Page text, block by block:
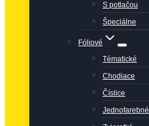
S potlačou
Špeciálne
Fóliové
Tématické
Chodiace
Číslice
Jednofarebné